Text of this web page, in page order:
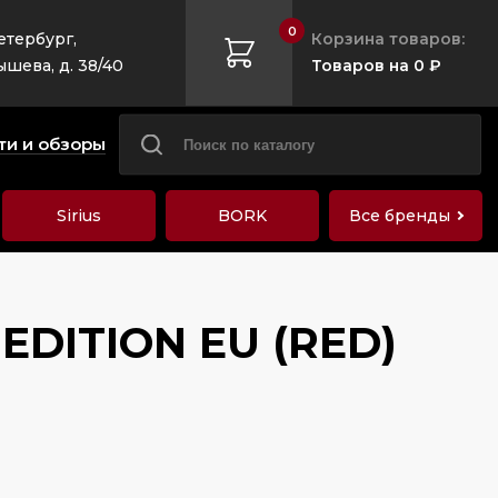
д. 38/40
0
Корзина товаров:
Товаров на 0 ₽
и обзоры
Sirius BORK Все бренды
EU (RED)